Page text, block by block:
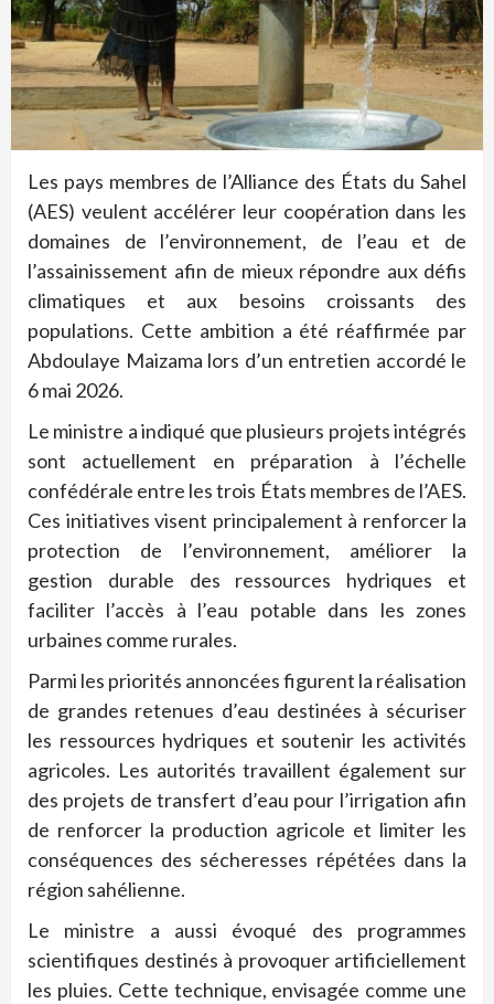
Les pays membres de l’Alliance des États du Sahel
(AES) veulent accélérer leur coopération dans les
domaines de l’environnement, de l’eau et de
l’assainissement afin de mieux répondre aux défis
climatiques et aux besoins croissants des
populations. Cette ambition a été réaffirmée par
Abdoulaye Maizama lors d’un entretien accordé le
6 mai 2026.
Le ministre a indiqué que plusieurs projets intégrés
sont actuellement en préparation à l’échelle
confédérale entre les trois États membres de l’AES.
Ces initiatives visent principalement à renforcer la
protection de l’environnement, améliorer la
gestion durable des ressources hydriques et
faciliter l’accès à l’eau potable dans les zones
urbaines comme rurales.
Parmi les priorités annoncées figurent la réalisation
de grandes retenues d’eau destinées à sécuriser
les ressources hydriques et soutenir les activités
agricoles. Les autorités travaillent également sur
des projets de transfert d’eau pour l’irrigation afin
de renforcer la production agricole et limiter les
conséquences des sécheresses répétées dans la
région sahélienne.
Le ministre a aussi évoqué des programmes
scientifiques destinés à provoquer artificiellement
les pluies. Cette technique, envisagée comme une